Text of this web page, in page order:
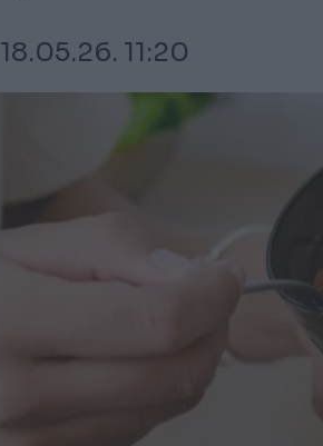
18.05.26. 11:20